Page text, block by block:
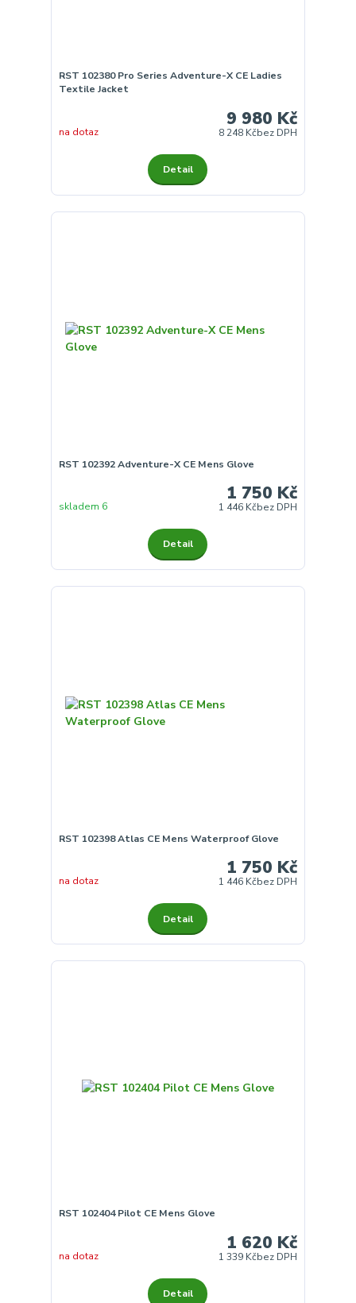
RST 102380 Pro Series Adventure-X CE Ladies
Textile Jacket
9 980 Kč
8 248 Kčbez DPH
na dotaz
Detail
RST 102392 Adventure-X CE Mens Glove
1 750 Kč
1 446 Kčbez DPH
skladem 6
Detail
RST 102398 Atlas CE Mens Waterproof Glove
1 750 Kč
1 446 Kčbez DPH
na dotaz
Detail
RST 102404 Pilot CE Mens Glove
1 620 Kč
1 339 Kčbez DPH
na dotaz
Detail